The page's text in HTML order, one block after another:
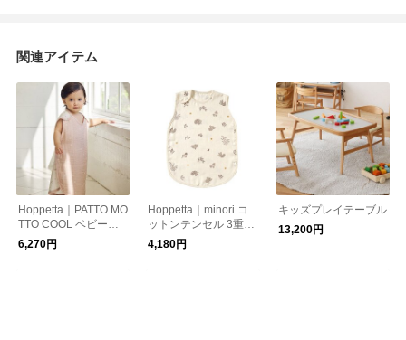
関連アイテム
Hoppetta｜PATTO MO
TTO COOL ベビース
リーパー メッシュ付
6,270円
Hoppetta｜minori コ
ットンテンセル 3重ガ
ーゼスリーパー ベビ
ーサイズ
4,180円
キッズプレイテーブル
13,200円